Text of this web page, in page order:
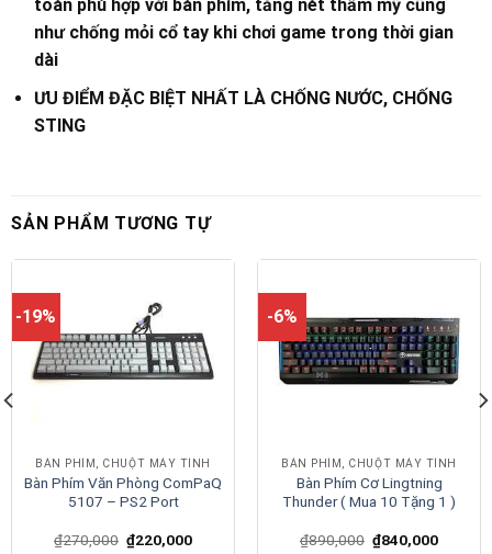
toàn phù hợp với bàn phím, tăng nét thẩm mỹ cũng
như chống mỏi cổ tay khi chơi game trong thời gian
dài
ƯU ĐIỂM ĐẶC BIỆT NHẤT LÀ CHỐNG NƯỚC, CHỐNG
STING
SẢN PHẨM TƯƠNG TỰ
-19%
BÀN PHÍM, CHUỘT MÁY TÍNH
Bàn Phím Văn Phòng ComPaQ
5107 – PS2 Port
₫270,000 ₫220,000
-6%
BÀN PHÍM, CHUỘT MÁY TÍNH
Bàn Phím Cơ Lingtning
Thunder ( Mua 10 Tặng 1 )
₫890,000 ₫840,000